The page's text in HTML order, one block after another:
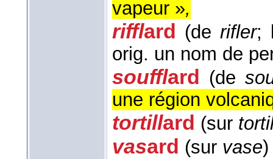
vapeur »,
rifflard (de rifler;
orig. un nom de
soufflard (de
une région
tortillard (sur
vasard (sur vase